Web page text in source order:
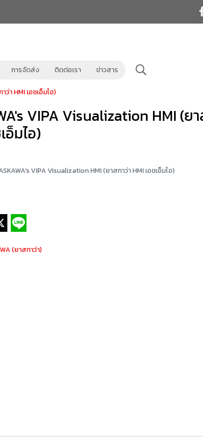
การจัดส่ง ติดต่อเรา ข่าวสาร
า HMI เอชเอ็มไอ)
VIPA Visualization HMI (ย
อ็มไอ)
VIPA Visualization HMI (ยาสกาว่า HMI เอชเอ็มไอ)
(ยาสกาว่า)